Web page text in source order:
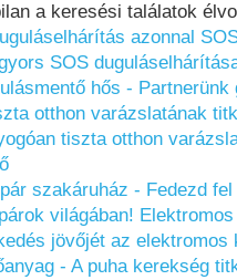
a keresési találatok
azonnal
SOS
hős -
otthon varázslatának
tiszta otthon
szakáruház - Fedezd
világában!
jövőjét az elektromos
- A puha kerekség